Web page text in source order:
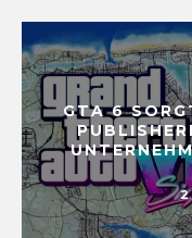
GTA 6